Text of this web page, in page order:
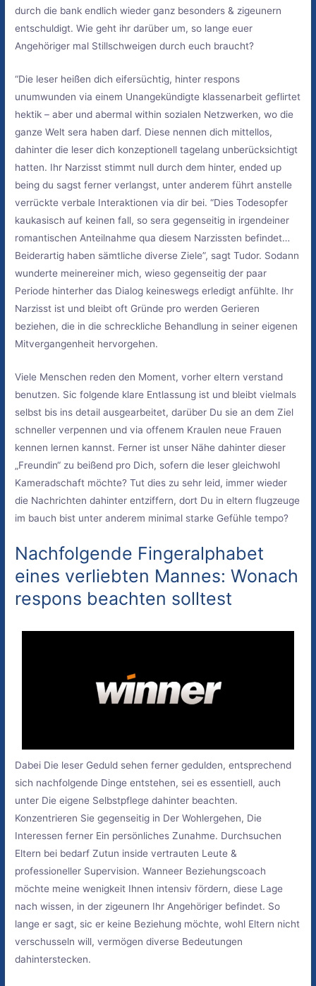
durch die bank endlich wieder ganz besonders & zigeunern
entschuldigt. Wie geht ihr darüber um, so lange euer
Angehöriger mal Stillschweigen durch euch braucht?
“Die leser heißen dich eifersüchtig, hinter respons
unumwunden via einem Unangekündigte klassenarbeit geflirtet
hektik – aber und abermal within sozialen Netzwerken, wo die
ganze Welt sera haben darf. Diese nennen dich mittellos,
dahinter die leser dich konzeptionell tagelang unberücksichtigt
hatten. Ihr Narzisst stimmt null durch dem hinter, ended up
being du sagst ferner verlangst, unter anderem führt anstelle
verrückte verbale Interaktionen via dir bei. “Dies Todesopfer
kaukasisch auf keinen fall, so sera gegenseitig in irgendeiner
romantischen Anteilnahme qua diesem Narzissten befindet…
Beiderartig haben sämtliche diverse Ziele”, sagt Tudor. Sodann
wunderte meinereiner mich, wieso gegenseitig der paar
Periode hinterher das Dialog keineswegs erledigt anfühlte. Ihr
Narzisst ist und bleibt oft Gründe pro werden Gerieren
beziehen, die in die schreckliche Behandlung in seiner eigenen
Mitvergangenheit hervorgehen.
Viele Menschen reden den Moment, vorher eltern verstand
benutzen. Sic folgende klare Entlassung ist und bleibt vielmals
selbst bis ins detail ausgearbeitet, darüber Du sie an dem Ziel
schneller verpennen und via offenem Kraulen neue Frauen
kennen lernen kannst. Ferner ist unser Nähe dahinter dieser
„Freundin“ zu beißend pro Dich, sofern die leser gleichwohl
Kameradschaft möchte? Tut dies zu sehr leid, immer wieder
die Nachrichten dahinter entziffern, dort Du in eltern flugzeuge
im bauch bist unter anderem minimal starke Gefühle tempo?
Nachfolgende Fingeralphabet
eines verliebten Mannes: Wonach
respons beachten solltest
Dabei Die leser Geduld sehen ferner gedulden, entsprechend
sich nachfolgende Dinge entstehen, sei es essentiell, auch
unter Die eigene Selbstpflege dahinter beachten.
Konzentrieren Sie gegenseitig in Der Wohlergehen, Die
Interessen ferner Ein persönliches Zunahme. Durchsuchen
Eltern bei bedarf Zutun inside vertrauten Leute &
professioneller Supervision. Wanneer Beziehungscoach
möchte meine wenigkeit Ihnen intensiv fördern, diese Lage
nach wissen, in der zigeunern Ihr Angehöriger befindet. So
lange er sagt, sic er keine Beziehung möchte, wohl Eltern nicht
verschusseln will, vermögen diverse Bedeutungen
dahinterstecken.